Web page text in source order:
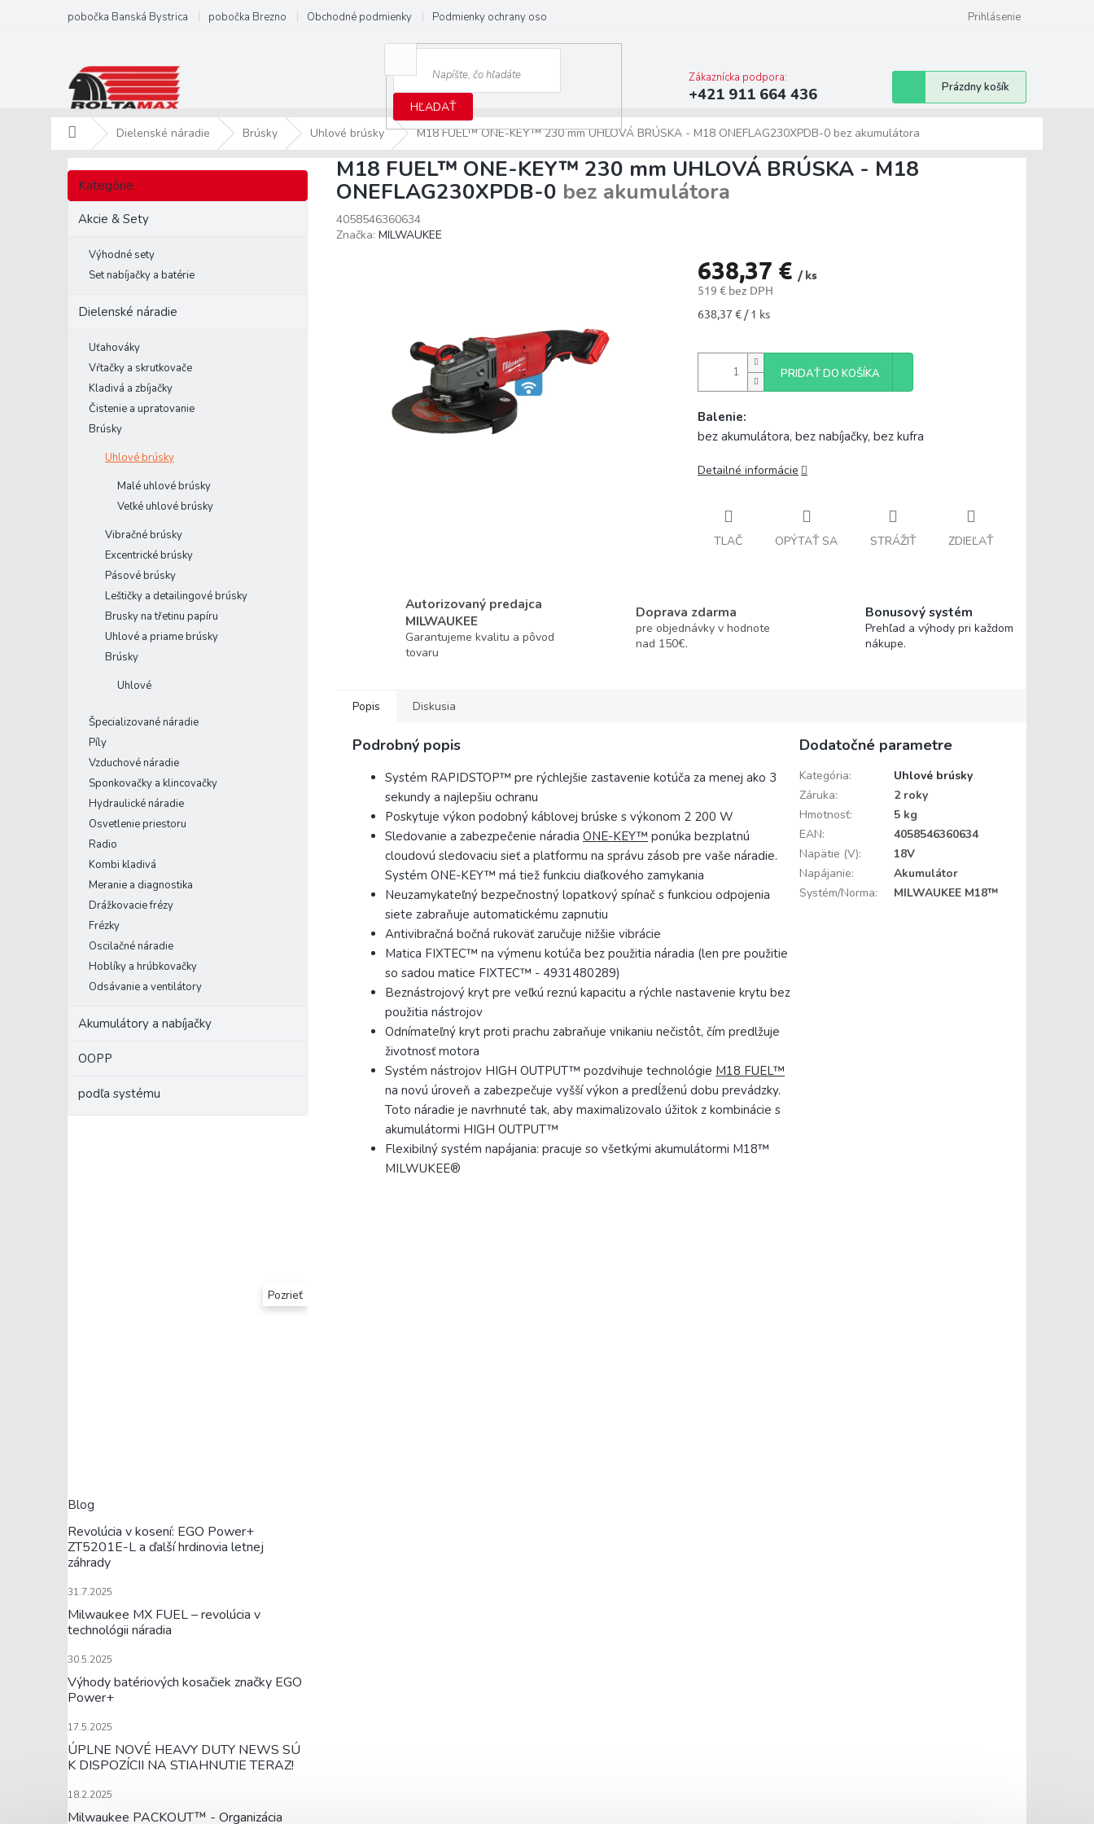
obsah
pobočka Banská Bystrica pobočka Brezno Obchodné podmienky Podmienky ochrany osobných údajov Prihlásenie
HĽADAŤ
Zákaznícka podpora:
+421 911 664 436
Nákupný
košík
Prázdny košík
DomovDielenské náradie Brúsky Uhlové brúsky M18 FUEL™ ONE-KEY™ 230 mm UHLOVÁ BRÚSKA - M18 ONEFLAG230XPDB-0 bez akumulátora
B
č
Preskočiť
kategórie
Kategórie
Akcie & Sety
Výhodné sety
Set nabíjačky a batérie
Dielenské náradie
Uťahováky
Vŕtačky a skrutkovače
Kladivá a zbíjačky
Čistenie a upratovanie
Brúsky
Uhlové brúsky
Malé uhlové brúsky
Veľké uhlové brúsky
Vibračné brúsky
Excentrické brúsky
Pásové brúsky
Leštičky a detailingové brúsky
Brusky na třetinu papíru
Uhlové a priame brúsky
Brúsky
Uhlové
Špecializované náradie
Píly
Vzduchové náradie
Sponkovačky a klincovačky
Hydraulické náradie
Osvetlenie priestoru
Radio
Kombi kladivá
Meranie a diagnostika
Drážkovacie frézy
Frézky
Oscilačné náradie
Hoblíky a hrúbkovačky
Odsávanie a ventilátory
Akumulátory a nabíjačky
OOPP
podľa systému
Pozrieť
Blog
Revolúcia v kosení: EGO Power+
ZT5201E-L a ďalší hrdinovia letnej
záhrady
31.7.2025
Milwaukee MX FUEL – revolúcia v
technológii náradia
30.5.2025
Výhody batériových kosačiek značky EGO
Power+
17.5.2025
ÚPLNE NOVÉ HEAVY DUTY NEWS SÚ
K DISPOZÍCII NA STIAHNUTIE TERAZ!
18.2.2025
Milwaukee PACKOUT™ - Organizácia
M18 FUEL™ ONE-KEY™ 230 mm UHLOVÁ BRÚSKA - M18
ONEFLAG230XPDB-0 bez akumulátora
4058546360634
Značka: MILWAUKEE
638,37 € / ks
519 € bez DPH
Jednotková
638,37 € / 1 ks
PRIDAŤ DO KOŠÍKA
Balenie:
bez akumulátora, bez nabíjačky, bez kufra
Detailné informácie
TLAČ OPÝTAŤ SA STRÁŽIŤ ZDIEĽAŤ
Autorizovaný predajca
MILWAUKEE
Garantujeme kvalitu a pôvod
tovaru
Doprava zdarma
pre objednávky v hodnote
nad 150€.
Bonusový systém
Prehľad a výhody pri každom
nákupe.
Popis Diskusia
Podrobný popis
Systém RAPIDSTOP™ pre rýchlejšie zastavenie kotúča za menej ako 3
sekundy a najlepšiu ochranu
Poskytuje výkon podobný káblovej brúske s výkonom 2 200 W
Sledovanie a zabezpečenie náradia ONE-KEY™ ponúka bezplatnú
cloudovú sledovaciu sieť a platformu na správu zásob pre vaše náradie.
Systém ONE-KEY™ má tiež funkciu diaľkového zamykania
Neuzamykateľný bezpečnostný lopatkový spínač s funkciou odpojenia
siete zabraňuje automatickému zapnutiu
Antivibračná bočná rukoväť zaručuje nižšie vibrácie
Matica FIXTEC™ na výmenu kotúča bez použitia náradia (len pre použitie
so sadou matice FIXTEC™ - 4931480289)
Beznástrojový kryt pre veľkú reznú kapacitu a rýchle nastavenie krytu bez
použitia nástrojov
Odnímateľný kryt proti prachu zabraňuje vnikaniu nečistôt, čím predlžuje
životnosť motora
Systém nástrojov HIGH OUTPUT™ pozdvihuje technológie M18 FUEL™
na novú úroveň a zabezpečuje vyšší výkon a predĺženú dobu prevádzky.
Toto náradie je navrhnuté tak, aby maximalizovalo úžitok z kombinácie s
akumulátormi HIGH OUTPUT™
Flexibilný systém napájania: pracuje so všetkými akumulátormi M18™
MILWUKEE®
Dodatočné parametre
Kategória:
Uhlové brúsky
Záruka:
2 roky
Hmotnosť:
5 kg
EAN:
4058546360634
Napätie (V):
18V
Napájanie:
Akumulátor
Systém/Norma: MILWAUKEE M18™